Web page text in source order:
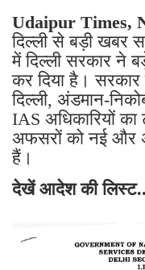
Udaipur Times,
दिल्ली से बड़ी खबर
में दिल्ली सरकार ने
कर दिया है।
दिल्ली, अंडमान-
IAS अधिकारियों
अफसरों को नई और
हैं।
देखें आदेश की